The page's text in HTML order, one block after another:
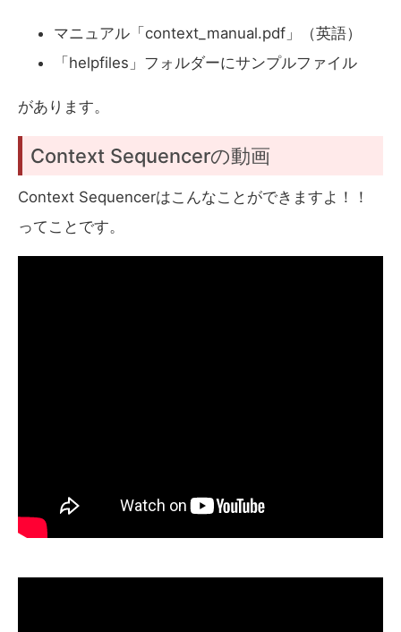
マニュアル「context_manual.pdf」（英語）
「helpfiles」フォルダーにサンプルファイル
があります。
Context Sequencerの動画
Context Sequencerはこんなことができますよ！！
ってことです。